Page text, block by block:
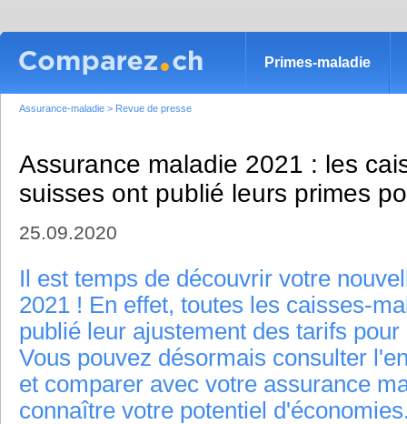
Primes-maladie
Assurance-maladie > Revue de presse
Assurance maladie 2021 : les
suisses ont publié leurs primes
25.09.2020
Il est temps de découvrir votre
2021 ! En effet, toutes les caisses-
publié leur ajustement des tarifs
Vous pouvez désormais consulter
et comparer avec votre assurance
connaître votre potentiel